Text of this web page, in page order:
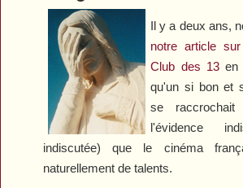
Il y a deux ans,
notre article
Club des 13en
qu'un si bon et
se
l'évidence
indiscutée) que le cinéma
naturellement de talents.